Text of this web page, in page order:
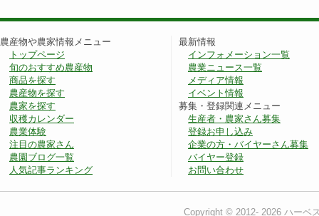
農産物や農家情報メニュー
トップページ
旬のおすすめ農産物
商品を探す
農産物を探す
農家を探す
収穫カレンダー
農業体験
注目の農家さん
農園ブログ一覧
人気記事ランキング
最新情報
インフォメーション一覧
農業ニュース一覧
メディア情報
イベント情報
募集・登録関連メニュー
生産者・農家さん募集
登録お申し込み
企業の方・バイヤーさん募集
バイヤー登録
お問い合わせ
Copyright © 2012- 2026 ハーベ